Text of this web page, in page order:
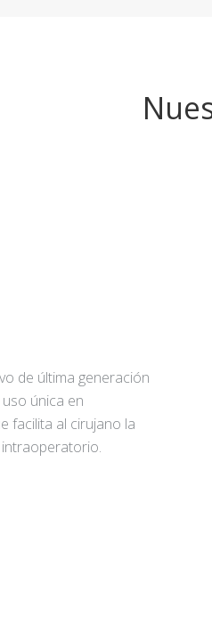
de última generación
única en
facilita al cirujano la
intraoperatorio.